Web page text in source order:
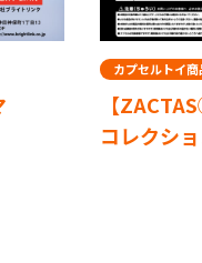
２ ミニチュア